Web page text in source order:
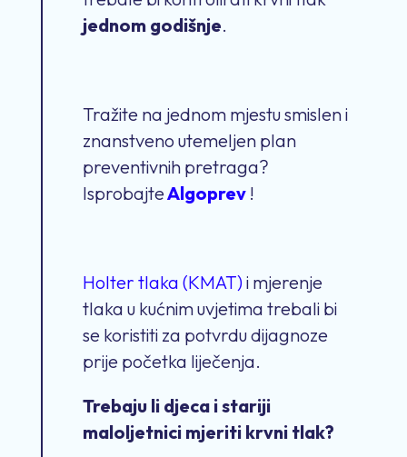
jednom godišnje.
Tražite na jednom mjestu smislen i
znanstveno utemeljen plan
preventivnih pretraga?
IsprobajteAlgoprev !
Holter tlaka (KMAT)i mjerenje
tlaka u kućnim uvjetima trebali bi
se koristiti za potvrdu dijagnoze
prije početka liječenja.
Trebaju li djeca i stariji
maloljetnici mjeriti krvni tlak?